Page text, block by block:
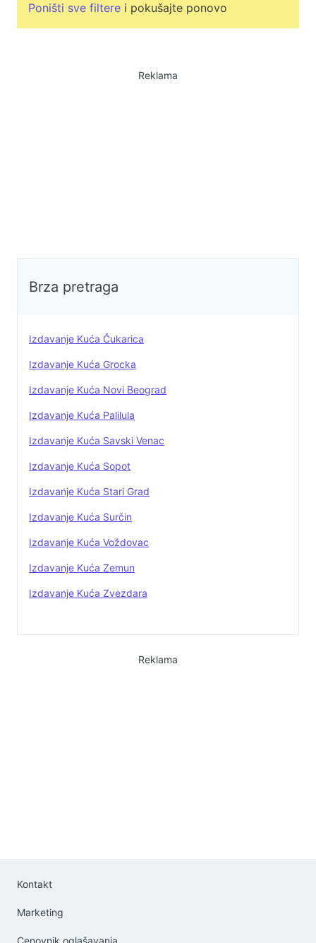
Poništi sve filtere i pokušajte ponovo
Reklama
Brza pretraga
Izdavanje Kuća Čukarica
Izdavanje Kuća Grocka
Izdavanje Kuća Novi Beograd
Izdavanje Kuća Palilula
Izdavanje Kuća Savski Venac
Izdavanje Kuća Sopot
Izdavanje Kuća Stari Grad
Izdavanje Kuća Surčin
Izdavanje Kuća Voždovac
Izdavanje Kuća Zemun
Izdavanje Kuća Zvezdara
Reklama
Kontakt
Marketing
Cenovnik oglašavanja